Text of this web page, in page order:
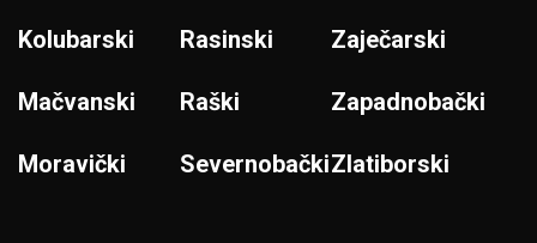
Kolubarski
Mačvanski
Moravički
Rasinski
Raški
Severnobački
Zaječarski
Zapadnobački
Zlatiborski